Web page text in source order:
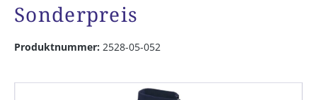
Sonderpreis
Produktnummer: 2528-05-052
Bildergalerie überspringen